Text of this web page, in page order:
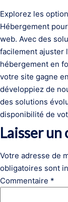
Explorez les
Hébergement
web. Avec des
facilement ajuster
hébergement en
votre site gagne
développiez de
des solutions
disponibilité de
Laisser
Votre adresse de
obligatoires sont
Commentaire *